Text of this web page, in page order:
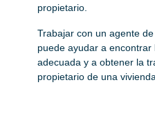
propietario.
Trabajar con un agente
puede ayudar a
adecuada y a obtener la
propietario de una